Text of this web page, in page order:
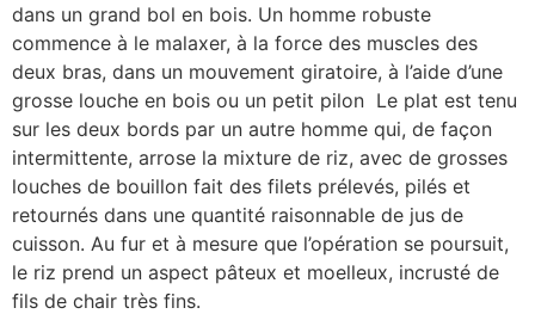
dans un grand bol en bois. Un homme robuste
commence à le malaxer, à la force des muscles des
deux bras, dans un mouvement giratoire, à l’aide d’une
grosse louche en bois ou un petit pilon Le plat est tenu
sur les deux bords par un autre homme qui, de façon
intermittente, arrose la mixture de riz, avec de grosses
louches de bouillon fait des filets prélevés, pilés et
retournés dans une quantité raisonnable de jus de
cuisson. Au fur et à mesure que l’opération se poursuit,
le riz prend un aspect pâteux et moelleux, incrusté de
fils de chair très fins.